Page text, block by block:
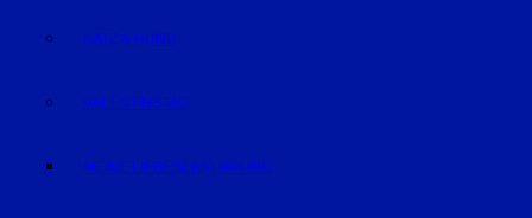
KATZ & HUND
VALENTINSTAG
MEINE LIEBESERKLÄRUNG